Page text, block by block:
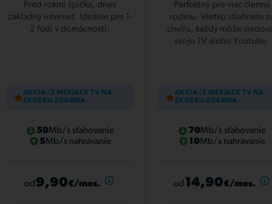
Pred rokmi špička, dnes
základný internet. Ideálne pre 1-
2 ľudí v domácnosti.
AKCIA :3 MESIACE TV NA
SKÚŠKU ZDARMA
50Mb/s sťahovanie
5 Mb/s nahrávanie
od9,90€/mes.
Perfektný pre viac člennú
rodinu. Všetko stiahnete
chvíľu, každý môže
svoju TV alebo Youtube.
AKCIA :3 MESIACE TV NA
SKÚŠKU ZDARMA
70Mb/s sťahovanie
10Mb/s nahrávanie
od14,90€/mes.